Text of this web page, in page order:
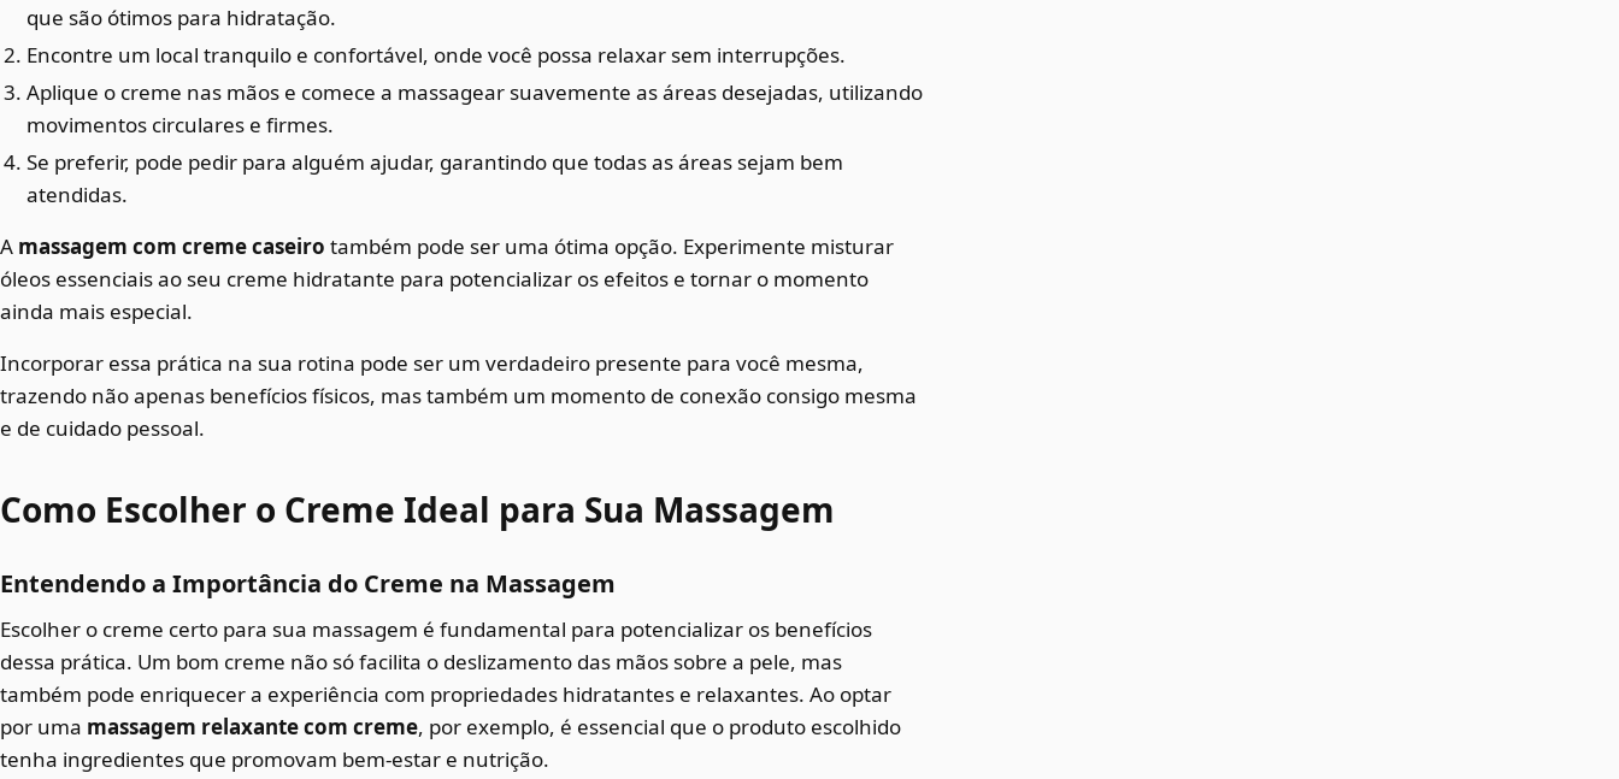
que são ótimos para hidratação.
Encontre um local tranquilo e confortável, onde você possa relaxar sem interrupções.
Aplique o creme nas mãos e comece a massagear suavemente as áreas desejadas, utilizando
movimentos circulares e firmes.
Se preferir, pode pedir para alguém ajudar, garantindo que todas as áreas sejam bem
atendidas.
A massagem com creme caseiro também pode ser uma ótima opção. Experimente misturar
óleos essenciais ao seu creme hidratante para potencializar os efeitos e tornar o momento
ainda mais especial.
Incorporar essa prática na sua rotina pode ser um verdadeiro presente para você mesma,
trazendo não apenas benefícios físicos, mas também um momento de conexão consigo mesma
e de cuidado pessoal.
Como Escolher o Creme Ideal para Sua Massagem
Entendendo a Importância do Creme na Massagem
Escolher o creme certo para sua massagem é fundamental para potencializar os benefícios
dessa prática. Um bom creme não só facilita o deslizamento das mãos sobre a pele, mas
também pode enriquecer a experiência com propriedades hidratantes e relaxantes. Ao optar
por uma massagem relaxante com creme, por exemplo, é essencial que o produto escolhido
tenha ingredientes que promovam bem-estar e nutrição.